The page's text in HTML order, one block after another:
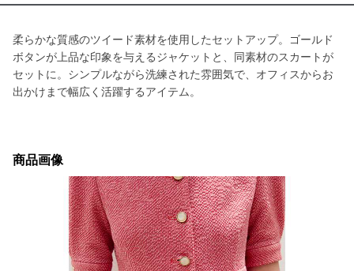
柔らかな質感のツイード素材を使用したセットアップ。ゴールド
ボタンが上品な印象を与えるジャケットと、同素材のスカートが
セットに。シンプルながら洗練された雰囲気で、オフィスからお
出かけまで幅広く活躍するアイテム。
商品画像